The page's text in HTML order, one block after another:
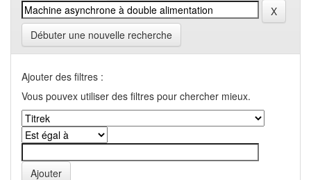
Débuter une nouvelle recherche
Ajouter des filtres :
Vous pouvex utiliser des filtres pour chercher mieux.